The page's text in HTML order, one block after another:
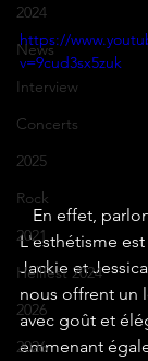
2024
News
Interview
Concerts
2025
Rock
2021
Hellfest 2024
2026
2026
https://
v=9cud3sx5zuk
L'esthétisme
Jackie et
nous offrent un
avec goût et
emmenant